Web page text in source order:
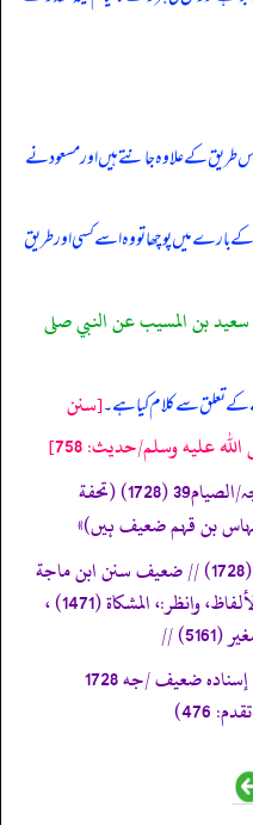
کے علاوہ جانتے ہیں اور مسعود نے
میں پوچھا تو وہ اسے کسی اور طریق
بن المسيب عن النبي صلى
کے تعلق سے کلام کیا ہے۔[سنن
عليه وسلم/حدیث: 758]
«سنن ابن ماجہ/الصیام39 (1728) (تحفة
ضعيف، ابن ماجة (1728) // ضعيف سنن ابن ماجة
برقم (377) مع بعض الاختلاف في الألفاظ، وانظر:، المشكاة (1471) ،
//
476)